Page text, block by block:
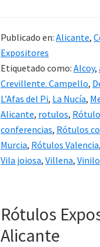
Publicado en: Alicante,
Expositores
Etiquetado como: Alcoy,
Crevillente. Campello,
L’Afas del Pi, La Nucía,
Alicante, rotulos,
conferencias, Rótulos
Murcia, Rótulos Valencia,
Vila joiosa, Villena,
Rótulos
Alicante